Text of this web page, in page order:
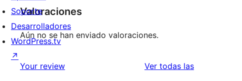
Valoraciones
Aún no se han enviado valoraciones.
Your review Ver todas lasvaloraciones
Soporte
Desarrolladores
WordPress.tv
↗